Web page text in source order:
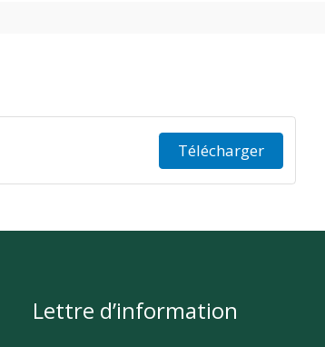
Télécharger
Lettre d’information